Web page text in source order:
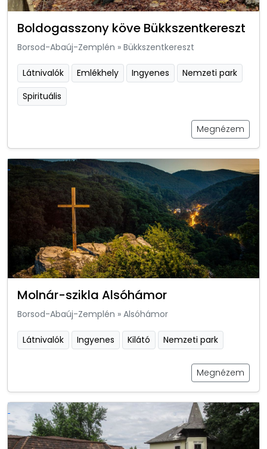
Boldogasszony köve Bükkszentkereszt
Borsod-Abaúj-Zemplén » Bükkszentkereszt
Látnivalók Emlékhely Ingyenes
Nemzeti park
Spirituális
Megnézem
Molnár-szikla Alsóhámor
Borsod-Abaúj-Zemplén » Alsóhámor
Látnivalók Ingyenes Kilátó Nemzeti park
Megnézem